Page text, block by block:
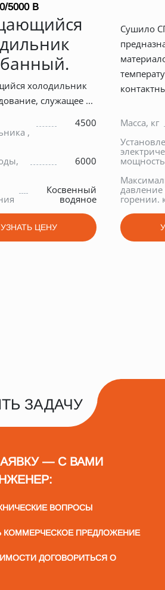
5000 В
холодильник
служащее ...
,
4500
6000
Косвенный
водяное
УЗНАТЬ ЦЕНУ
Сушило
Масса, кг
горении.
ЗАДАЧУ
— С ВАМИ
ВОПРОСЫ
КОММЕРЧЕСКОЕ ПРЕДЛОЖЕНИЕ
ДОГОВОРИТЬСЯ О